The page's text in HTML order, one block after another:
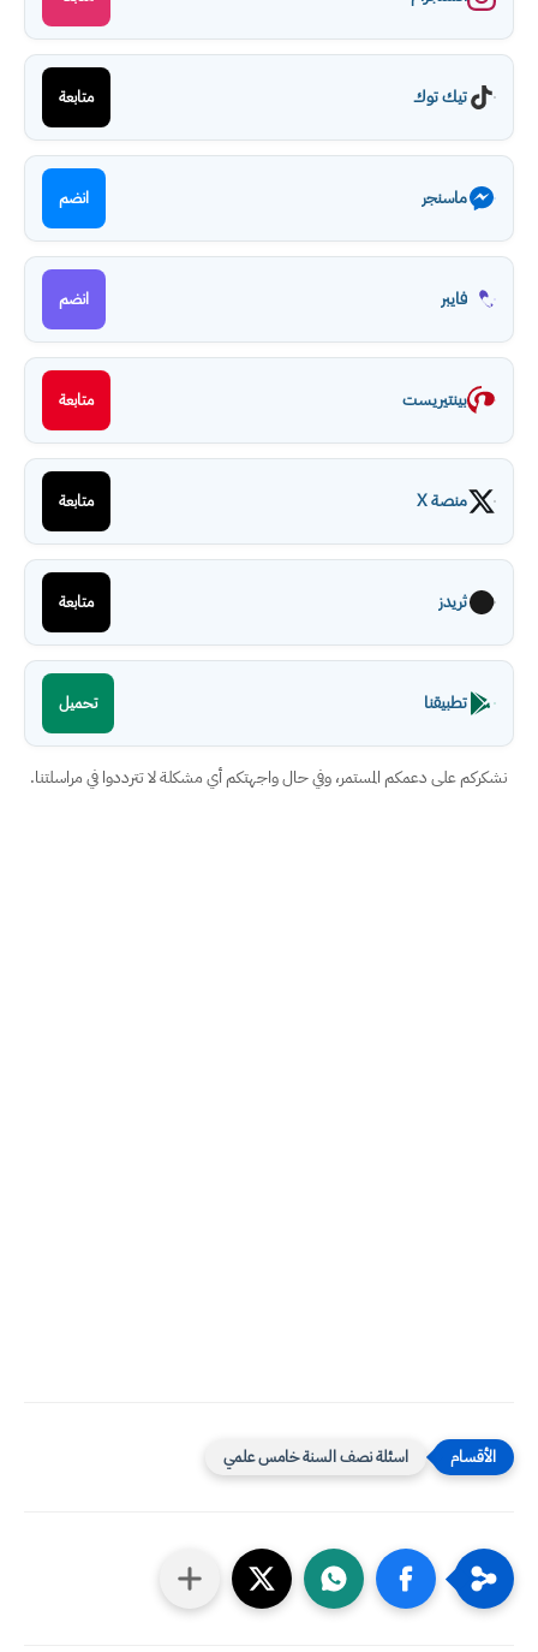
تيك توك متابعة
ماسنجر انضم
فايبر انضم
بينتيريست متابعة
منصة X متابعة
ثريدز متابعة
تطبيقنا تحميل
نشكركم على دعمكم المستمر، وفي حال واجهتكم أي مشكلة لا تترددوا في مراسلتنا.
اسئلة نصف السنة خامس علمي